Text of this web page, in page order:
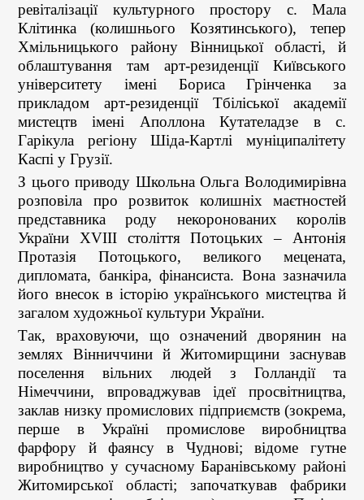
ревіталізації культурного простору с. Мала
Клітинка (колишнього Козятинського), тепер
Хмільницького району Вінницької області, й
облаштування там арт-резиденції Київського
університету імені Бориса Грінченка за
прикладом арт-резиденції Тбіліської академії
мистецтв імені Аполлона Кутателадзе в с.
Гарікула регіону Шіда-Картлі муніципалітету
Каспі у Грузії.
З цього приводу Школьна Ольга Володимирівна
розповіла про розвиток колишніх маєтностей
представника роду некоронованих королів
України ХVІІІ століття Потоцьких – Антонія
Протазія Потоцького, великого мецената,
дипломата, банкіра, фінансиста. Вона зазначила
його внесок в історію українського мистецтва й
загалом художньої культури України.
Так, враховуючи, що означений дворянин на
землях Вінниччини й Житомирщини заснував
поселення вільних людей з Голландії та
Німеччини, впроваджував ідеї просвітництва,
заклав низку промислових підприємств (зокрема,
перше в Україні промислове виробництва
фарфору й фаянсу в Чуднові; відоме гутне
виробництво у сучасному Баранівському районі
Житомирської області; започаткував фабрики